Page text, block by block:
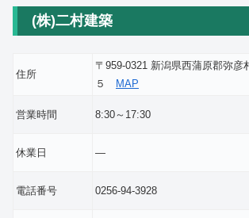
(株)二村建築
住所
〒959-0321 新潟県西蒲原郡弥彦
５
MAP
営業時間 8:30～17:30
休業日 ―
電話番号 0256-94-3928